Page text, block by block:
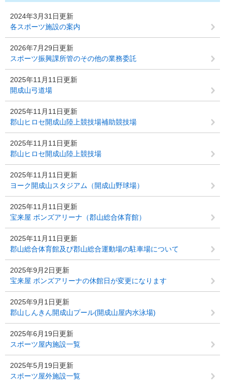
2024年3月31日更新
各スポーツ施設の案内
2026年7月29日更新
スポーツ振興課所管のその他の業務委託
2025年11月11日更新
開成山弓道場
2025年11月11日更新
郡山ヒロセ開成山陸上競技場補助競技場
2025年11月11日更新
郡山ヒロセ開成山陸上競技場
2025年11月11日更新
ヨーク開成山スタジアム（開成山野球場）
2025年11月11日更新
宝来屋 ボンズアリーナ（郡山総合体育館）
2025年11月11日更新
郡山総合体育館及び郡山総合運動場の駐車場について
2025年9月2日更新
宝来屋 ボンズアリーナの休館日が変更になります
2025年9月1日更新
郡山しんきん開成山プール(開成山屋内水泳場)
2025年6月19日更新
スポーツ屋内施設一覧
2025年5月19日更新
スポーツ屋外施設一覧